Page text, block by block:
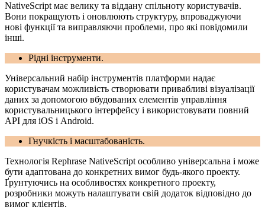
NativeScript має велику та віддану спільноту користувачів.
Вони покращують і оновлюють структуру, впроваджуючи
нові функції та виправляючи проблеми, про які повідомили
інші.
Рідні інструменти.
Універсальний набір інструментів платформи надає
користувачам можливість створювати привабливі візуалізації
даних за допомогою вбудованих елементів управління
користувальницького інтерфейсу і використовувати повний
API для iOS і Android.
Гнучкість і масштабованість.
Технологія Rephrase NativeScript особливо універсальна і може
бути адаптована до конкретних вимог будь-якого проекту.
Ґрунтуючись на особливостях конкретного проекту,
розробники можуть налаштувати свій додаток відповідно до
вимог клієнтів.